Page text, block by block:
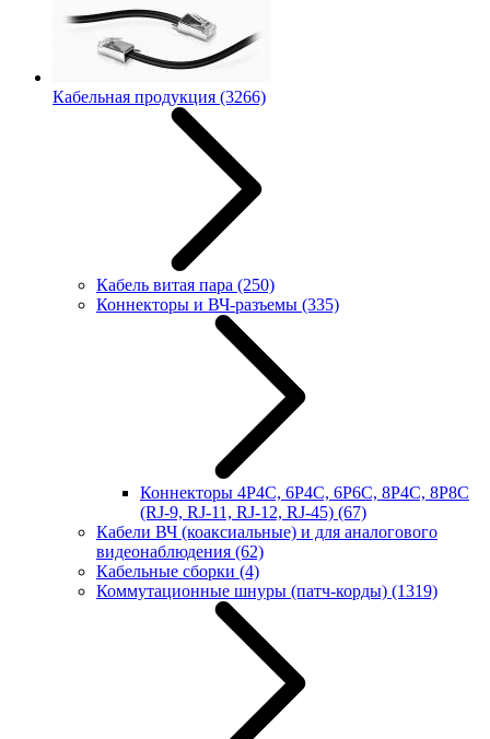
Кабельная продукция (3266)
Кабель витая пара (250)
Коннекторы и ВЧ-разъемы (335)
Коннекторы 4P4C, 6P4C, 6P6C, 8P4C, 8P8C
(RJ-9, RJ-11, RJ-12, RJ-45) (67)
Кабели ВЧ (коаксиальные) и для аналогового
видеонаблюдения (62)
Кабельные сборки (4)
Коммутационные шнуры (патч-корды) (1319)